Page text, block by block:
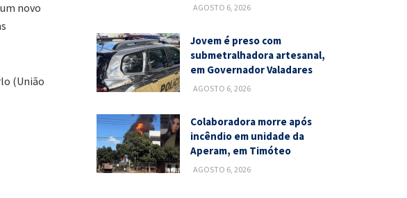
para
ou
novo
(União
AGOSTO 6, 2026
Jovem é preso com
submetralhadora artesanal,
em Governador Valadares
AGOSTO 6, 2026
Colaboradora morre após
incêndio em unidade da
Aperam, em Timóteo
AGOSTO 6, 2026